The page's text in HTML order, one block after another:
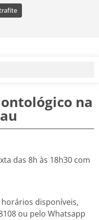
na
das 8h às 18h30 com
disponíveis,
ou pelo Whatsapp